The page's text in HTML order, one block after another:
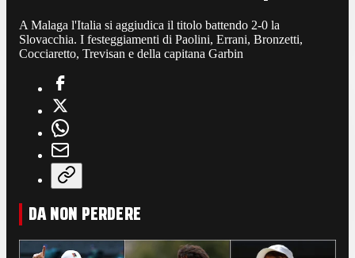
A Malaga l'Italia si aggiudica il titolo battendo 2-0 la
Slovacchia. I festeggiamenti di Paolini, Errani, Bronzetti,
Cocciaretto, Trevisan e della capitana Garbin
DA NON PERDERE